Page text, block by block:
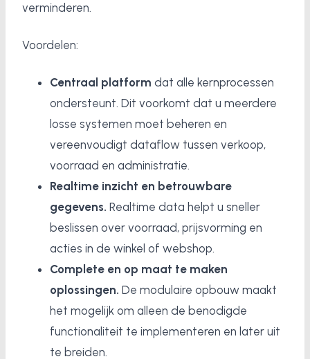
verminderen.
Voordelen:
Centraal platform dat alle kernprocessen
ondersteunt. Dit voorkomt dat u meerdere
losse systemen moet beheren en
vereenvoudigt dataflow tussen verkoop,
voorraad en administratie.
Realtime inzicht en betrouwbare
gegevens. Realtime data helpt u sneller
beslissen over voorraad, prijsvorming en
acties in de winkel of webshop.
Complete en op maat te maken
oplossingen. De modulaire opbouw maakt
het mogelijk om alleen de benodigde
functionaliteit te implementeren en later uit
te breiden.